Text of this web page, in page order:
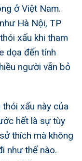
ở Việt Nam.
Hà Nội, TP
xấu khi tham
dọa đến tính
người vẫn bỏ
xấu này của
hết là sự tùy
thích mà không
như thế nào.